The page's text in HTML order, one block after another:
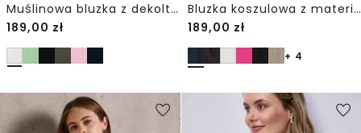
Muślinowa bluzka z dekoltem w szpic
189,00 zł
Bluzka koszulowa z materiału muślinowego
189,00 zł
+ 4